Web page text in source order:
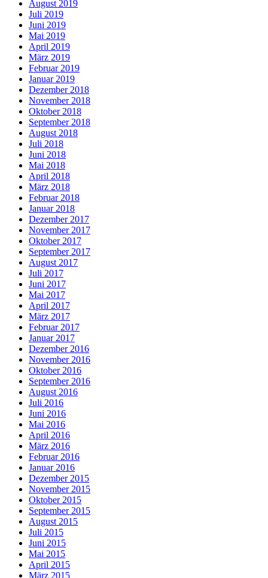
August 2019
Juli 2019
Juni 2019
Mai 2019
April 2019
März 2019
Februar 2019
Januar 2019
Dezember 2018
November 2018
Oktober 2018
September 2018
August 2018
Juli 2018
Juni 2018
Mai 2018
April 2018
März 2018
Februar 2018
Januar 2018
Dezember 2017
November 2017
Oktober 2017
September 2017
August 2017
Juli 2017
Juni 2017
Mai 2017
April 2017
März 2017
Februar 2017
Januar 2017
Dezember 2016
November 2016
Oktober 2016
September 2016
August 2016
Juli 2016
Juni 2016
Mai 2016
April 2016
März 2016
Februar 2016
Januar 2016
Dezember 2015
November 2015
Oktober 2015
September 2015
August 2015
Juli 2015
Juni 2015
Mai 2015
April 2015
März 2015